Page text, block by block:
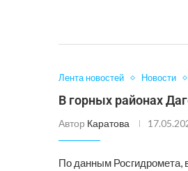
Лента новостей Новости
В горных районах
Автор Каратова
По данным Росгидромета,